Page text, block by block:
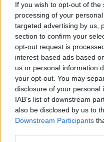
If you wish to opt-out of
processing of your
targeted advertising by us,
section to confirm your
opt-out request is
interest-based ads based
us or personal information
your opt-out. You may
disclosure of your personal
IAB’s list of downstream
also be disclosed by us to
Downstream Participants
Kövess minket, és
Facebookon is!
SULLIVANS